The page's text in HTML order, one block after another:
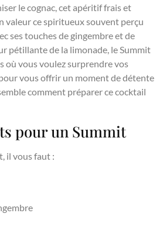
le cognac, cet apéritif frais et
valeur ce spiritueux souvent perçu
ses touches de gingembre et de
pétillante de la limonade, le Summit
où vous voulez surprendre vos
vous offrir un moment de détente
comment préparer ce cocktail
pour un Summit
il vous faut :